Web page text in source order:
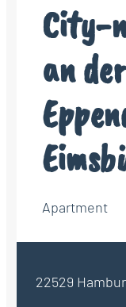
City-
an
Apartment
22529